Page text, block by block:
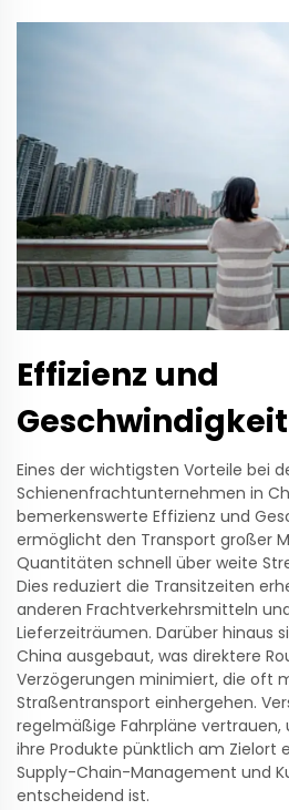
Effizienz und
Geschwindigkeit
Eines der wichtigsten Vorteile bei
Schienenfrachtunternehmen in
bemerkenswerte Effizienz und
ermöglicht den Transport großer
Quantitäten schnell über weite
Dies reduziert die Transitzeiten
anderen Frachtverkehrsmitteln
Lieferzeiträumen. Darüber hinaus
China ausgebaut, was direktere
Verzögerungen minimiert, die oft
Straßentransport einhergehen.
regelmäßige Fahrpläne vertrauen,
ihre Produkte pünktlich am Zielort
Supply-Chain-Management und
entscheidend ist.